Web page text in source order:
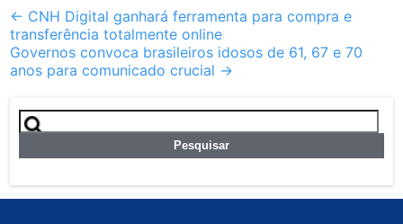
Post
navigation
← CNH Digital ganhará ferramenta para compra e
transferência totalmente online
Governos convoca brasileiros idosos de 61, 67 e 70
anos para comunicado crucial →
Pesquisar
por: